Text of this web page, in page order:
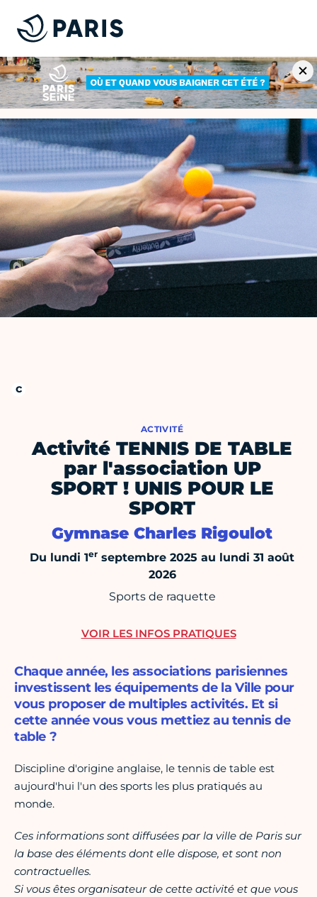
ACTIVITÉ
Activité TENNIS DE TABLE
par l'association UP
SPORT ! UNIS POUR LE
SPORT
Gymnase Charles Rigoulot
Du lundi 1er septembre 2025 au lundi 31 août
2026
Sports de raquette
Chaque année, les associations parisiennes
investissent les équipements de la Ville pour
vous proposer de multiples activités. Et si
cette année vous vous mettiez au tennis de
table ?
Discipline d'origine anglaise, le tennis de table est
aujourd'hui l'un des sports les plus pratiqués au
monde.
Ces informations sont diffusées par la ville de Paris sur
la base des éléments dont elle dispose, et sont non
contractuelles.
Si vous êtes organisateur de cette activité et que vous
VOIR LES INFOS PRATIQUES